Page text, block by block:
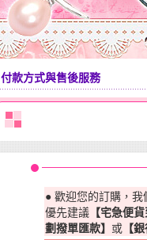
付款方式與售後服務
● 歡迎您的訂購，
優先建議 【宅急便
劃撥單匯款】 或 【